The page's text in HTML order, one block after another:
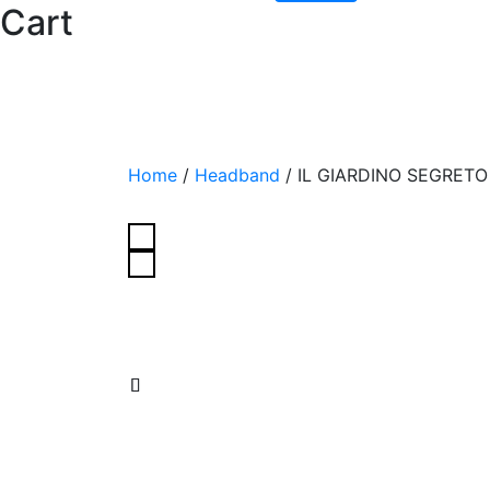
Cart
Home / Headband / IL GIARDINO